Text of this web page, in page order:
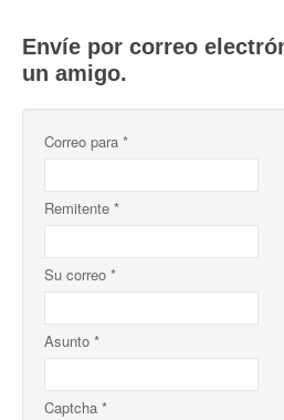
Envíe por correo
un amigo.
Correo para *
Remitente *
Su correo *
Asunto *
Captcha *